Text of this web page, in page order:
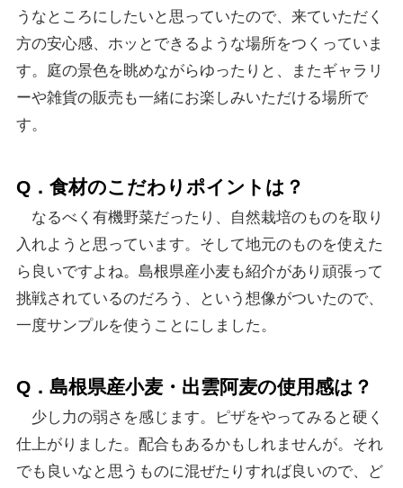
うなところにしたいと思っていたので、来ていただく
方の安心感、ホッとできるような場所をつくっていま
す。庭の景色を眺めながらゆったりと、またギャラリ
ーや雑貨の販売も一緒にお楽しみいただける場所で
す。
Q．食材のこだわりポイントは？
なるべく有機野菜だったり、自然栽培のものを取り
入れようと思っています。そして地元のものを使えた
ら良いですよね。島根県産小麦も紹介があり頑張って
挑戦されているのだろう、という想像がついたので、
一度サンプルを使うことにしました。
Q．島根県産小麦・出雲阿麦の使用感は？
少し力の弱さを感じます。ピザをやってみると硬く
仕上がりました。配合もあるかもしれませんが。それ
でも良いなと思うものに混ぜたりすれば良いので、ど